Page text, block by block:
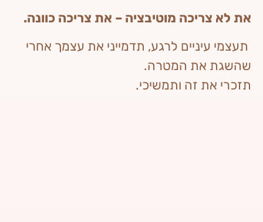
את לא צריכה מוטיבציה – את צריכה כוונה.
תעצמי עיניים לרגע, תדמייני את עצמך אחרי
שהשגת את המטרה.
תזכרי את זה ותמשיכי.